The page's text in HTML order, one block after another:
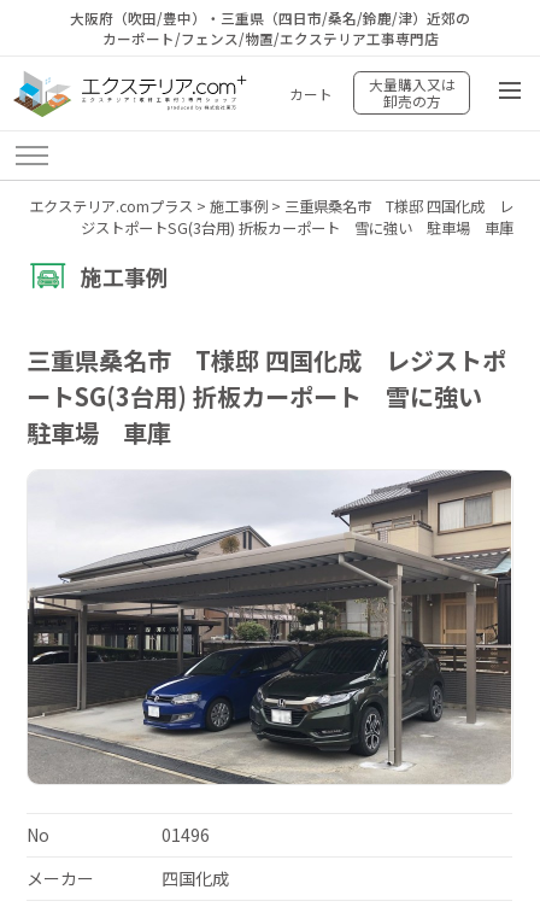
大阪府（吹田/豊中）・三重県（四日市/桑名/鈴鹿/津）近郊の
カーポート/フェンス/物置/エクステリア工事専門店
カート
大量購入又は
卸売の方
エクステリア.comプラス > 施工事例> 三重県桑名市 T様邸 四国化成 レ
ジストポートSG(3台用) 折板カーポート 雪に強い 駐車場 車庫
施工事例
三重県桑名市 T様邸 四国化成 レジストポ
ートSG(3台用) 折板カーポート 雪に強い
駐車場 車庫
No
01496
メーカー
四国化成